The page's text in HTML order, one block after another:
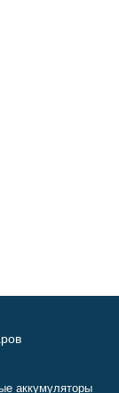
аккумуляторы